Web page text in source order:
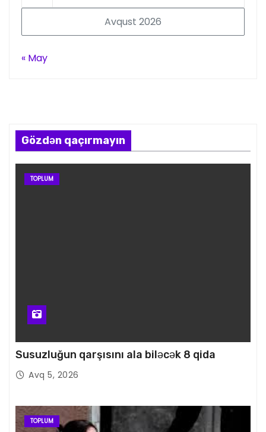
Avqust 2026
« May
Gözdən qaçırmayın
TOPLUM
Susuzluğun qarşısını ala biləcək 8 qida
Avq 5, 2026
TOPLUM